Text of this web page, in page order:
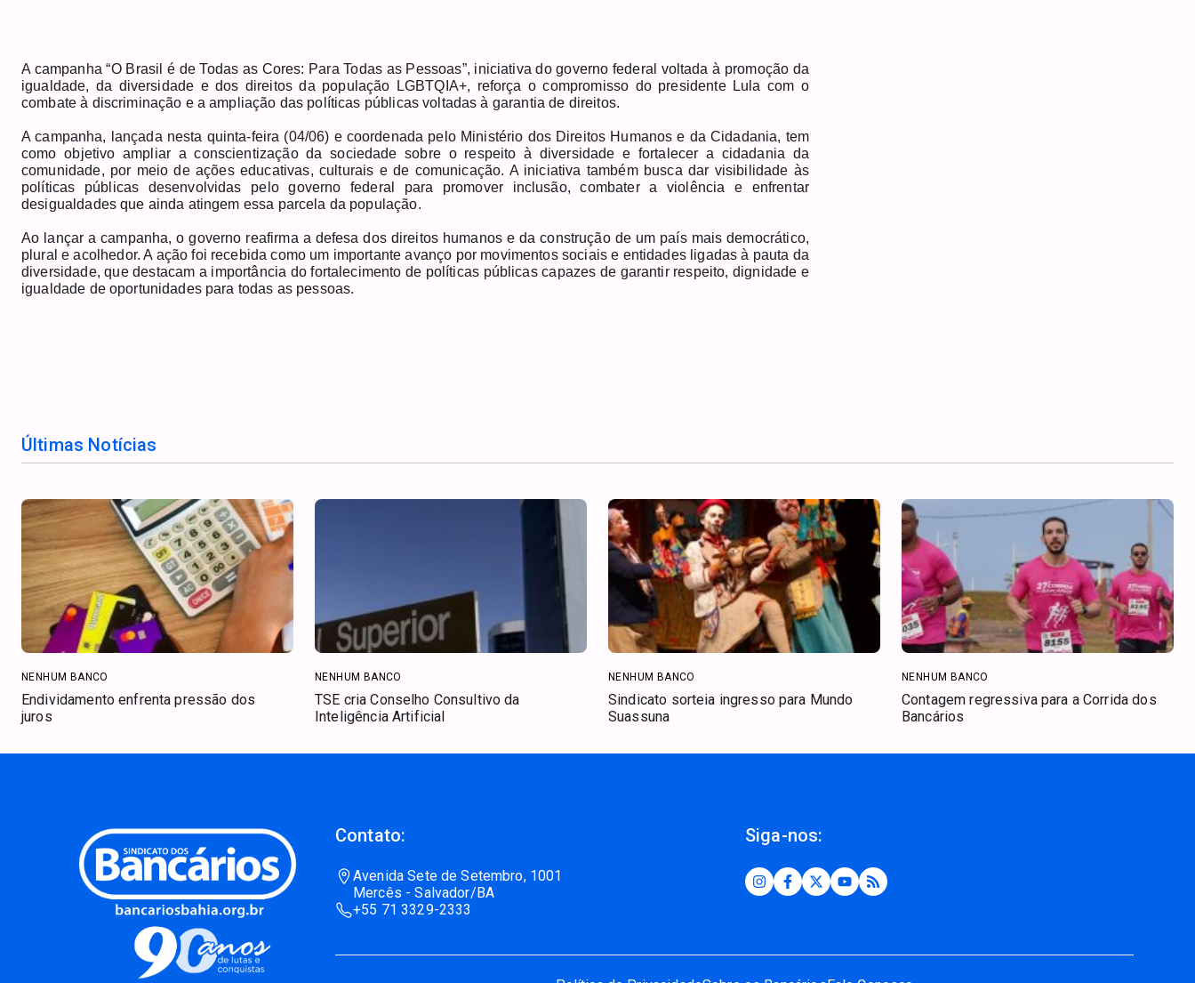
A campanha “O Brasil é de Todas as Cores: Para Todas as Pessoas”, iniciativa do governo federal voltada à promoção da
igualdade, da diversidade e dos direitos da população LGBTQIA+, reforça o compromisso do presidente Lula com o
combate à discriminação e a ampliação das políticas públicas voltadas à garantia de direitos.
A campanha, lançada nesta quinta-feira (04/06) e coordenada pelo Ministério dos Direitos Humanos e da Cidadania, tem
como objetivo ampliar a conscientização da sociedade sobre o respeito à diversidade e fortalecer a cidadania da
comunidade, por meio de ações educativas, culturais e de comunicação. A iniciativa também busca dar visibilidade às
políticas públicas desenvolvidas pelo governo federal para promover inclusão, combater a violência e enfrentar
desigualdades que ainda atingem essa parcela da população.
Ao lançar a campanha, o governo reafirma a defesa dos direitos humanos e da construção de um país mais democrático,
plural e acolhedor. A ação foi recebida como um importante avanço por movimentos sociais e entidades ligadas à pauta da
diversidade, que destacam a importância do fortalecimento de políticas públicas capazes de garantir respeito, dignidade e
igualdade de oportunidades para todas as pessoas.
Últimas Notícias
NENHUM BANCO
Endividamento enfrenta pressão dos
juros
NENHUM BANCO
TSE cria Conselho Consultivo da
Inteligência Artificial
NENHUM BANCO
Sindicato sorteia ingresso para Mundo
Suassuna
NENHUM BANCO
Contagem regressiva para a Corrida dos
Bancários
Contato:
Avenida Sete de Setembro, 1001
Mercês - Salvador/BA
+55 71 3329-2333
Siga-nos: